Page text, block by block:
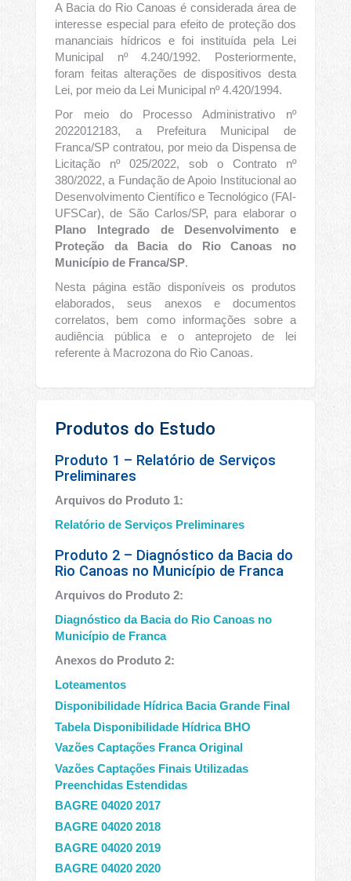
A Bacia do Rio Canoas é considerada área de
interesse especial para efeito de proteção dos
mananciais hídricos e foi instituída pela Lei
Municipal nº 4.240/1992. Posteriormente,
foram feitas alterações de dispositivos desta
Lei, por meio da Lei Municipal nº 4.420/1994.
Por meio do Processo Administrativo nº
2022012183, a Prefeitura Municipal de
Franca/SP contratou, por meio da Dispensa de
Licitação nº 025/2022, sob o Contrato nº
380/2022, a Fundação de Apoio Institucional ao
Desenvolvimento Científico e Tecnológico (FAI-
UFSCar), de São Carlos/SP, para elaborar o
Plano Integrado de Desenvolvimento e
Proteção da Bacia do Rio Canoas no
Município de Franca/SP.
Nesta página estão disponíveis os produtos
elaborados, seus anexos e documentos
correlatos, bem como informações sobre a
audiência pública e o anteprojeto de lei
referente à Macrozona do Rio Canoas.
Produtos do Estudo
Produto 1 – Relatório de Serviços
Preliminares
Arquivos do Produto 1:
Relatório de Serviços Preliminares
Produto 2 – Diagnóstico da Bacia do
Rio Canoas no Município de Franca
Arquivos do Produto 2:
Diagnóstico da Bacia do Rio Canoas no
Município de Franca
Anexos do Produto 2:
Loteamentos
Disponibilidade Hídrica Bacia Grande Final
Tabela Disponibilidade Hídrica BHO
Vazões Captações Franca Original
Vazões Captações Finais Utilizadas
Preenchidas Estendidas
BAGRE 04020 2017
BAGRE 04020 2018
BAGRE 04020 2019
BAGRE 04020 2020